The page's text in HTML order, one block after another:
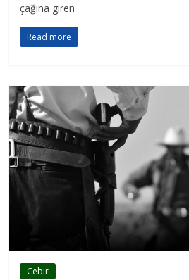
çağına giren
Read more
Cebir